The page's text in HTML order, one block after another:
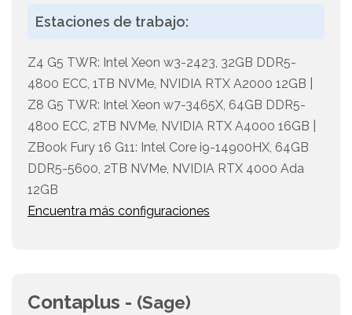
Estaciones de trabajo:
Z4 G5 TWR: Intel Xeon w3-2423, 32GB DDR5-
4800 ECC, 1TB NVMe, NVIDIA RTX A2000 12GB |
Z8 G5 TWR: Intel Xeon w7-3465X, 64GB DDR5-
4800 ECC, 2TB NVMe, NVIDIA RTX A4000 16GB |
ZBook Fury 16 G11: Intel Core i9-14900HX, 64GB
DDR5-5600, 2TB NVMe, NVIDIA RTX 4000 Ada
12GB
Encuentra más configuraciones
Contaplus - (Sage)